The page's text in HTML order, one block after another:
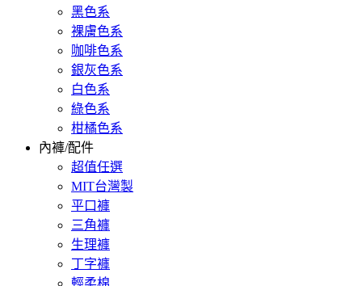
黑色系
裸膚色系
咖啡色系
銀灰色系
白色系
綠色系
柑橘色系
內褲/配件
超值任選
MIT台灣製
平口褲
三角褲
生理褲
丁字褲
輕柔棉